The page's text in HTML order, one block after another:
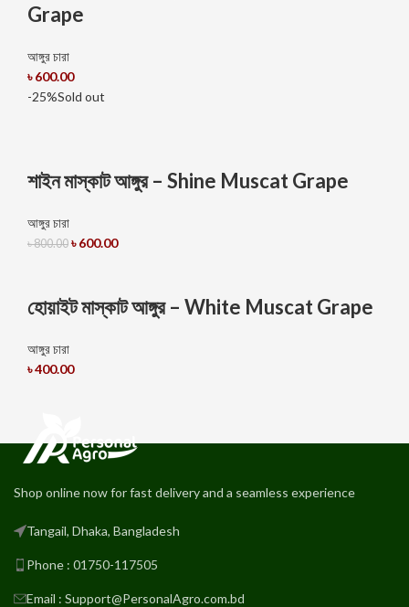
Grape
আঙ্গুর চারা
৳600.00
-25%Sold out
শাইন মাস্কাট আঙ্গুর – Shine Muscat Grape
আঙ্গুর চারা
৳800.00 ৳600.00
হোয়াইট মাস্কাট আঙ্গুর – White Muscat Grape
আঙ্গুর চারা
৳400.00
Shop online now for fast delivery and a seamless experience
Tangail, Dhaka, Bangladesh
Phone : 01750-117505
Email : Support@PersonalAgro.com.bd